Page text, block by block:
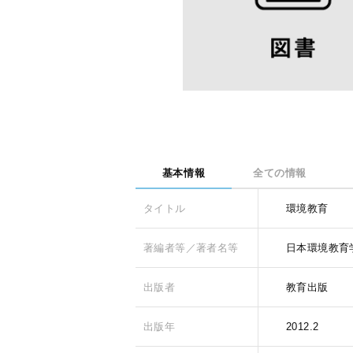
基本情報 全ての情報
タイトル 環境教育
著編者等／著者名等 日本環境教育
出版者 教育出版
出版年 2012.2